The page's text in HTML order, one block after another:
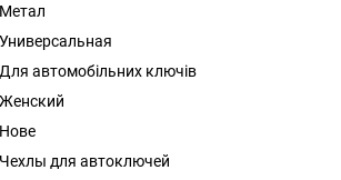
Метал
Универсальная
Для автомобільних ключів
Женский
Нове
Чехлы для автоключей